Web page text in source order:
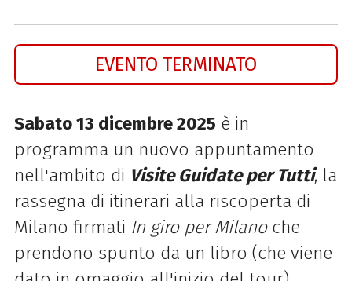
EVENTO TERMINATO
Sabato 13 dicembre 2025 è in
programma un nuovo appuntamento
nell'ambito di Visite Guidate per Tutti, la
rassegna di itinerari alla riscoperta di
Milano firmati In giro per Milano che
prendono spunto da un libro (che viene